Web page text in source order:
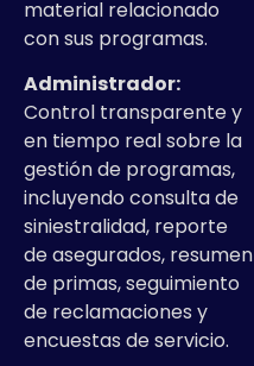
material relacionado
con sus programas.
Administrador:
Control transparente y
en tiempo real sobre la
gestión de programas,
incluyendo consulta de
siniestralidad, reporte
de asegurados, resumen
de primas, seguimiento
de reclamaciones y
encuestas de servicio.